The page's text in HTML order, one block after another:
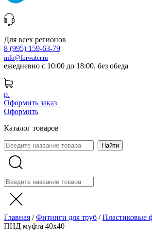
Для всех регионов
8 (995) 159-63-79
info@forwater.ru
ежедневно с 10:00 до 18:00, без обеда
р.
Оформить заказ
Оформить
Каталог товаров
Главная /Фитинги для труб /Пластиковые
ПНД муфта 40х40